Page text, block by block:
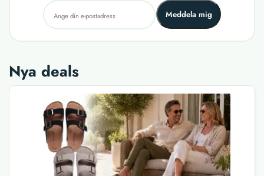
Meddela mig
Nya deals